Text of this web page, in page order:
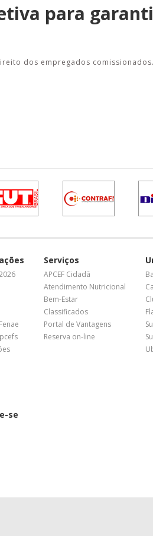
para
dos empregados comissionados.
Serviços
APCEF Cidadã
Atendimento Nutricional
Bem-Estar
Classificados
Portal de Vantagens
Reserva on-line
se